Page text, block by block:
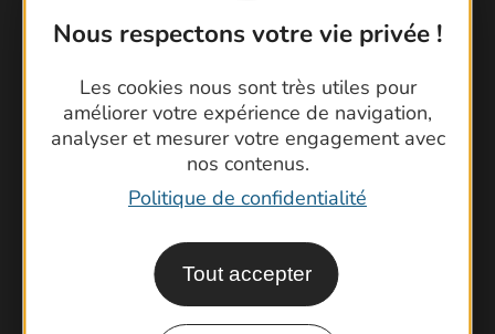
Nous respectons votre vie privée !
Les cookies nous sont très utiles pour
améliorer votre expérience de navigation,
analyser et mesurer votre engagement avec
nos contenus.
Politique de confidentialité
Tout accepter
Brochures
Cartoguides et Topoguides
Latitude Gard